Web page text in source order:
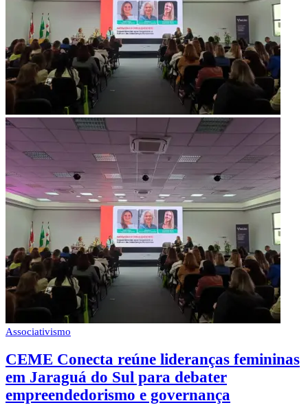
Associativismo
CEME Conecta reúne lideranças femininas
em Jaraguá do Sul para debater
empreendedorismo e governança